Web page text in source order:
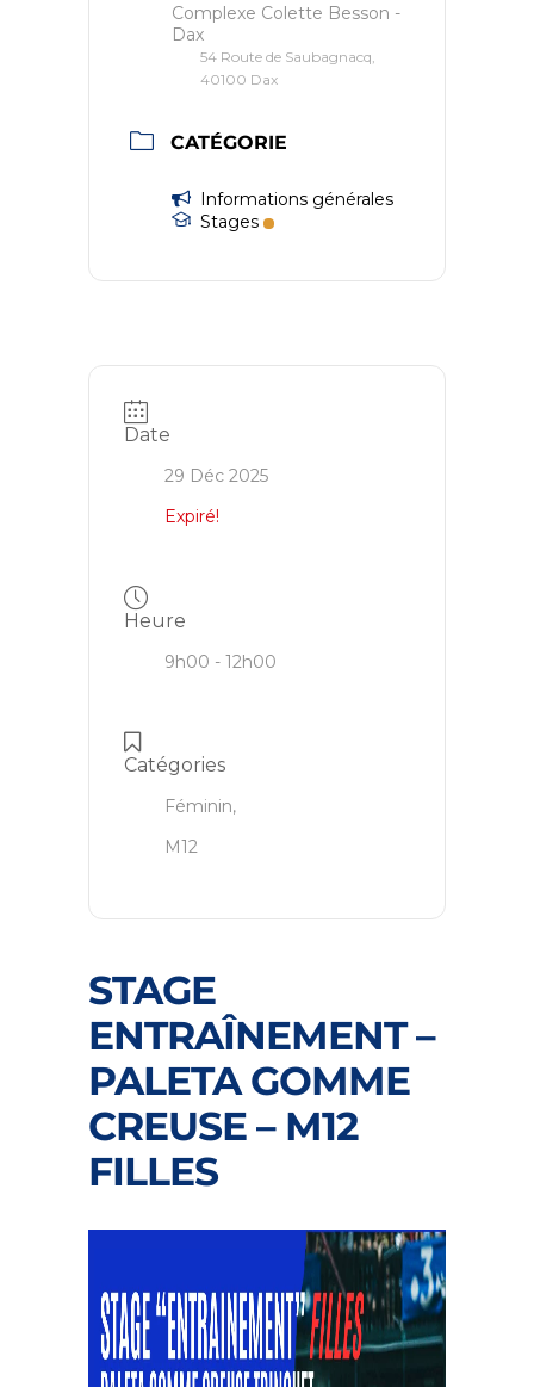
Complexe Colette Besson -
Dax
54 Route de Saubagnacq,
40100 Dax
CATÉGORIE
Informations générales
Stages
Date
29 Déc 2025
Expiré!
Heure
9h00 - 12h00
Catégories
Féminin,
M12
STAGE
ENTRAÎNEMENT –
PALETA GOMME
CREUSE – M12
FILLES